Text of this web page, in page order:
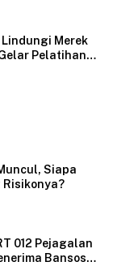
Merek
Pelatihan
Siapa
012 Pejagalan
Bansos